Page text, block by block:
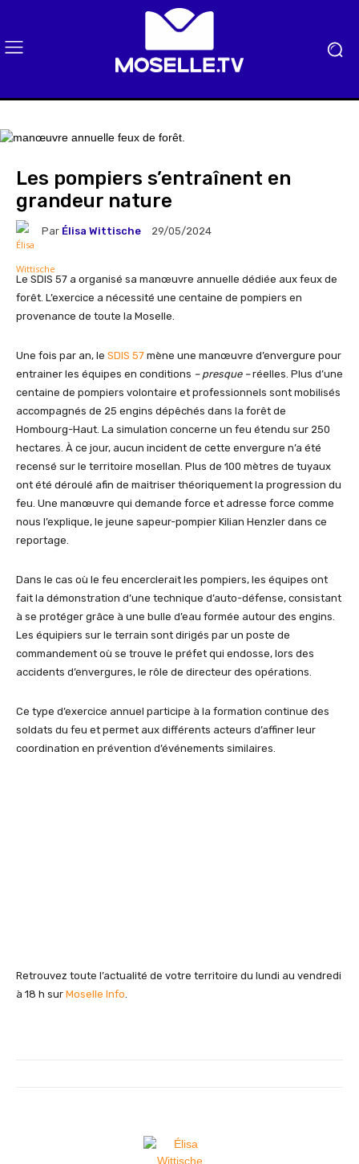
Les pompiers s’entraînent en
grandeur nature
Par Élisa Wittische 29/05/2024
Le SDIS 57 a organisé sa manœuvre annuelle dédiée aux feux de
forêt. L’exercice a nécessité une centaine de pompiers en
provenance de toute la Moselle.
Une fois par an, le SDIS 57 mène une manœuvre d’envergure pour
entrainer les équipes en conditions – presque –réelles. Plus d’une
centaine de pompiers volontaire et professionnels sont mobilisés
accompagnés de 25 engins dépêchés dans la forêt de
Hombourg-Haut. La simulation concerne un feu étendu sur 250
hectares. À ce jour, aucun incident de cette envergure n’a été
recensé sur le territoire mosellan. Plus de 100 mètres de tuyaux
ont été déroulé afin de maitriser théoriquement la progression du
feu. Une manœuvre qui demande force et adresse force comme
nous l’explique, le jeune sapeur-pompier Kilian Henzler dans ce
reportage.
Dans le cas où le feu encerclerait les pompiers, les équipes ont
fait la démonstration d’une technique d’auto-défense, consistant
à se protéger grâce à une bulle d’eau formée autour des engins.
Les équipiers sur le terrain sont dirigés par un poste de
commandement où se trouve le préfet qui endosse, lors des
accidents d’envergures, le rôle de directeur des opérations.
Ce type d’exercice annuel participe à la formation continue des
soldats du feu et permet aux différents acteurs d’affiner leur
coordination en prévention d’événements similaires.
Retrouvez toute l’actualité de votre territoire du lundi au vendredi
à 18 h sur Moselle Info